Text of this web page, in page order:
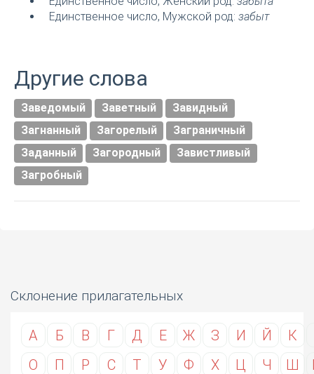
Единственное число, Мужской род: забыт
Другие слова
Заведомый Заветный
Завидный
Загнанный
Загорелый
Заграничный
Заданный
Загородный
Завистливый
Загробный
Склонение прилагательных
А Б В Г Д Е Ж З И Й К
О
П Р С Т У Ф Х Ц Ч Ш